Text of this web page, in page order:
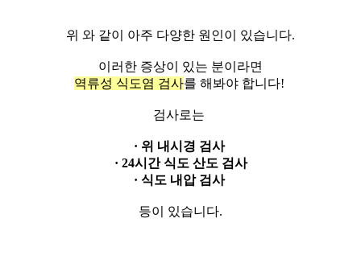
위 와 같이 아주 다양한 원인이 있습니다.
이러한 증상이 있는 분이라면
역류성 식도염 검사를 해봐야 합니다!
검사로는
· 위 내시경 검사
· 24시간 식도 산도 검사
· 식도 내압 검사
등이 있습니다.